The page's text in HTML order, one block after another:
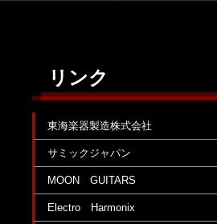
リンク
東海楽器製造株式会社
サミックジャパン
MOON GUITARS
Electro Harmonix